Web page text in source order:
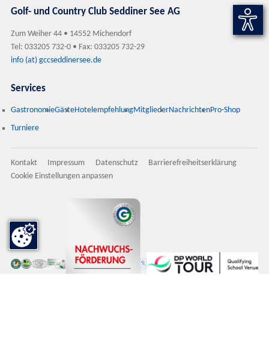
Golf- und Country Club Seddiner See AG
Zum Weiher 44 • 14552 Michendorf
Tel: 033205 732-0 • Fax: 033205 732-29
info (at) gccseddinersee.de
Services
GastronomieGästeHotelempfehlungMitgliederNachrichtenPro-Shop
Turniere
Kontakt Impressum Datenschutz
Barrierefreiheitserklärung
Cookie Einstellungen anpassen